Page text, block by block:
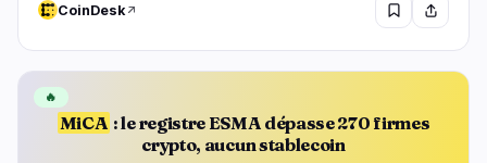
CoinDesk
MiCA : le registre ESMA dépasse 270 firmes
crypto, aucun stablecoin
🔥